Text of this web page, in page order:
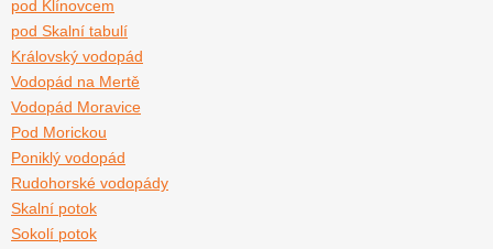
pod Klínovcem
pod Skalní tabulí
Královský vodopád
Vodopád na Mertě
Vodopád Moravice
Pod Morickou
Poniklý vodopád
Rudohorské vodopády
Skalní potok
Sokolí potok